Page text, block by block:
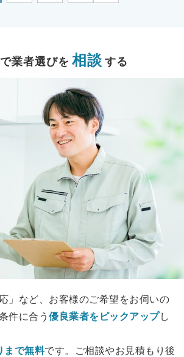
で業者選びを 相談 する
」など、お客様のご希望をお伺いの
件に合う優良業者をピックアップし
まで無料です。ご相談やお見積もり後